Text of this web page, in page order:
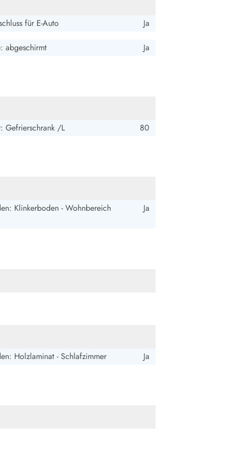
für E-Auto Ja
abgeschirmt Ja
Gefrierschrank /L 80
Klinkerboden - Wohnbereich Ja
Holzlaminat - Schlafzimmer Ja